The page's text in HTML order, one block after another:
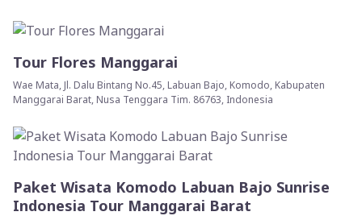
Tour Flores Manggarai
Wae Mata, Jl. Dalu Bintang No.45, Labuan Bajo, Komodo, Kabupaten
Manggarai Barat, Nusa Tenggara Tim. 86763, Indonesia
Paket Wisata Komodo Labuan Bajo Sunrise
Indonesia Tour Manggarai Barat